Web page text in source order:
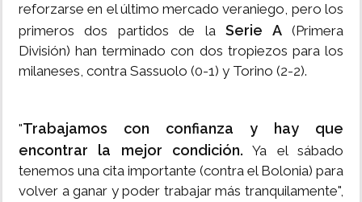
reforzarse en el último mercado veraniego, pero los
primeros dos partidos de laSerie A(Primera
División) han terminado con dos tropiezos para los
milaneses, contra Sassuolo (0-1) y Torino (2-2).
"Trabajamos con confianza y hay que
encontrar la mejor condición. Ya el sábado
tenemos una cita importante (contra el Bolonia) para
volver a ganar y poder trabajar más tranquilamente",